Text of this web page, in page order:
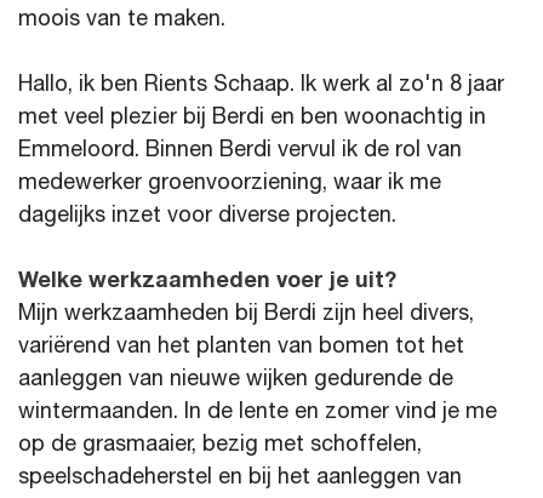
moois van te maken.
Hallo, ik ben Rients Schaap. Ik werk al zo'n 8 jaar
met veel plezier bij Berdi en ben woonachtig in
Emmeloord. Binnen Berdi vervul ik de rol van
medewerker groenvoorziening, waar ik me
dagelijks inzet voor diverse projecten.
Welke werkzaamheden voer je uit?
Mijn werkzaamheden bij Berdi zijn heel divers,
variërend van het planten van bomen tot het
aanleggen van nieuwe wijken gedurende de
wintermaanden. In de lente en zomer vind je me
op de grasmaaier, bezig met schoffelen,
speelschadeherstel en bij het aanleggen van